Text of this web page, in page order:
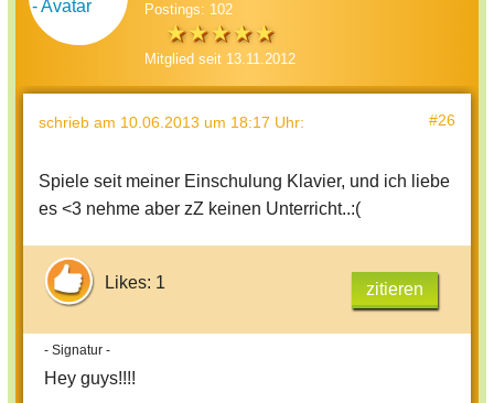
Postings: 102
Mitglied seit 13.11.2012
schrieb am 10.06.2013 um 18:17 Uhr: #26
Spiele seit meiner Einschulung Klavier, und ich liebe
es <3 nehme aber zZ keinen Unterricht..:(
Likes: 1 zitieren
- Signatur -
Hey guys!!!!